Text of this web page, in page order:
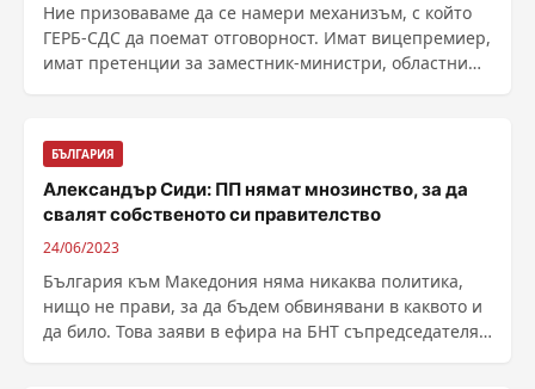
Ние призоваваме да се намери механизъм, с който
ГЕРБ-СДС да поемат отговорност. Имат вицепремиер,
имат претенции за заместник-министри, областни
БЪЛГАРИЯ
Александър Сиди: ПП нямат мнозинство, за да
свалят собственото си правителство
24/06/2023
България към Македония няма никаква политика,
нищо не прави, за да бъдем обвинявани в каквото и
да било. Това заяви в ефира на БНТ съпредседателят